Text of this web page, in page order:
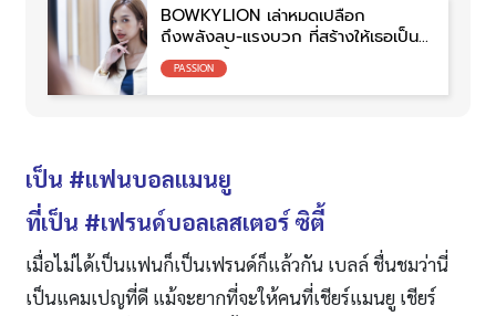
BOWKYLION เล่าหมดเปลือก
ถึงพลังลบ-แรงบวก ที่สร้างให้เธอเป็น
เธอในวันนี้
PASSION
เป็น #แฟนบอลแมนยู
ที่เป็น #เฟรนด์บอลเลสเตอร์ ซิตี้
เมื่อไม่ได้เป็นแฟนก็เป็นเฟรนด์ก็แล้วกัน เบลล์ ชื่นชมว่านี่
เป็นแคมเปญที่ดี แม้จะยากที่จะให้คนที่เชียร์แมนยู เชียร์